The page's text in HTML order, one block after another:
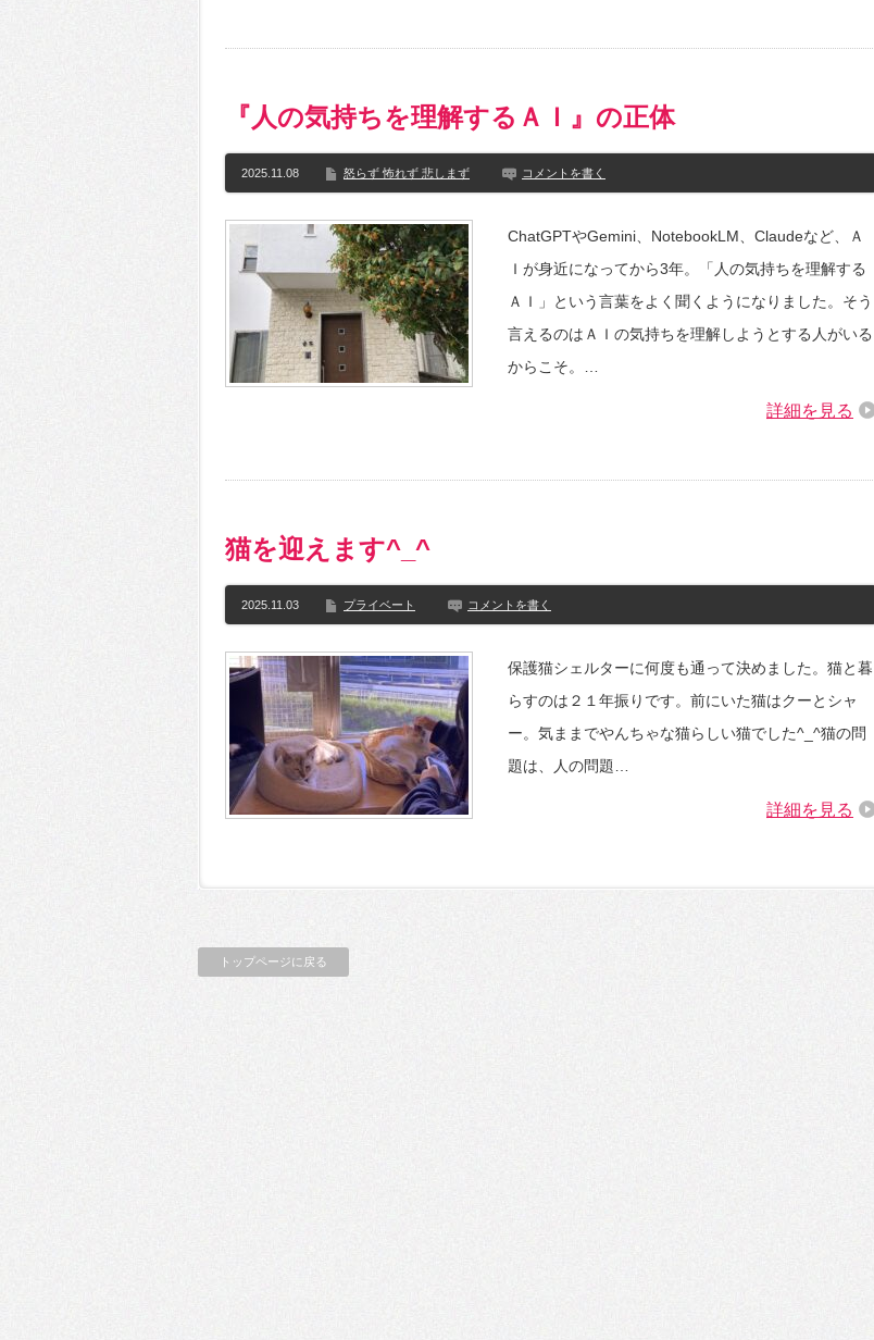
『人の気持ちを理解するＡＩ』の正体
2025.11.08 怒らず 怖れず 悲しまず コメントを書く
ChatGPTやGemini、NotebookLM、Claudeなど、Ａ
Ｉが身近になってから3年。「人の気持ちを理解する
ＡＩ」という言葉をよく聞くようになりました。そう
言えるのはＡＩの気持ちを理解しようとする人がいる
からこそ。…
詳細を見る
猫を迎えます^_^
2025.11.03 プライベート コメントを書く
保護猫シェルターに何度も通って決めました。猫と暮
らすのは２１年振りです。前にいた猫はクーとシャ
ー。気ままでやんちゃな猫らしい猫でした^_^猫の問
題は、人の問題…
詳細を見る
トップページに戻る